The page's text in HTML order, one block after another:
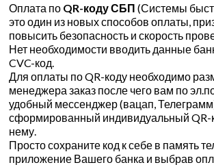
Оплата по QR-коду СБП (Системы
это один из новых способов оплаты,
повысить безопасность и скорость
Нет необходимости вводить данные
CVC-код.
Для оплаты по QR-коду необходимо
менеджера заказ после чего вам по
удобный мессенджер (вацап,
сформированный индивидуальный QR-
нему.
Просто сохраните код к себе в память
приложение Вашего банка и выбрав